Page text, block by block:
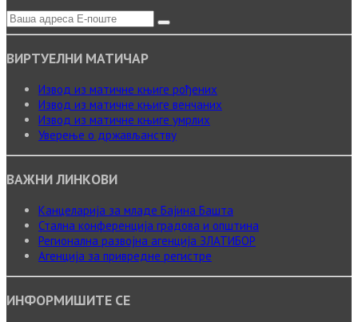
ВИРТУЕЛНИ МАТИЧАР
Извод из матичне књиге рођених
Извод из матичне књиге венчаних
Извод из матичне књиге умрлих
Уверење о држављанству
ВАЖНИ ЛИНКОВИ
Канцеларија за младе Бајина Башта
Стална конференција градова и општина
Регионална развојна агенција ЗЛАТИБОР
Агенција за привредне регистре
ИНФОРМИШИТЕ СЕ